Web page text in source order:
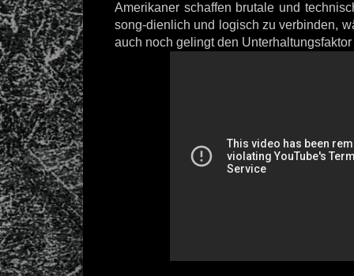
Amerikaner schaffen brutale und
song-dienlich und logisch zu verbinden,
auch noch gelingt den